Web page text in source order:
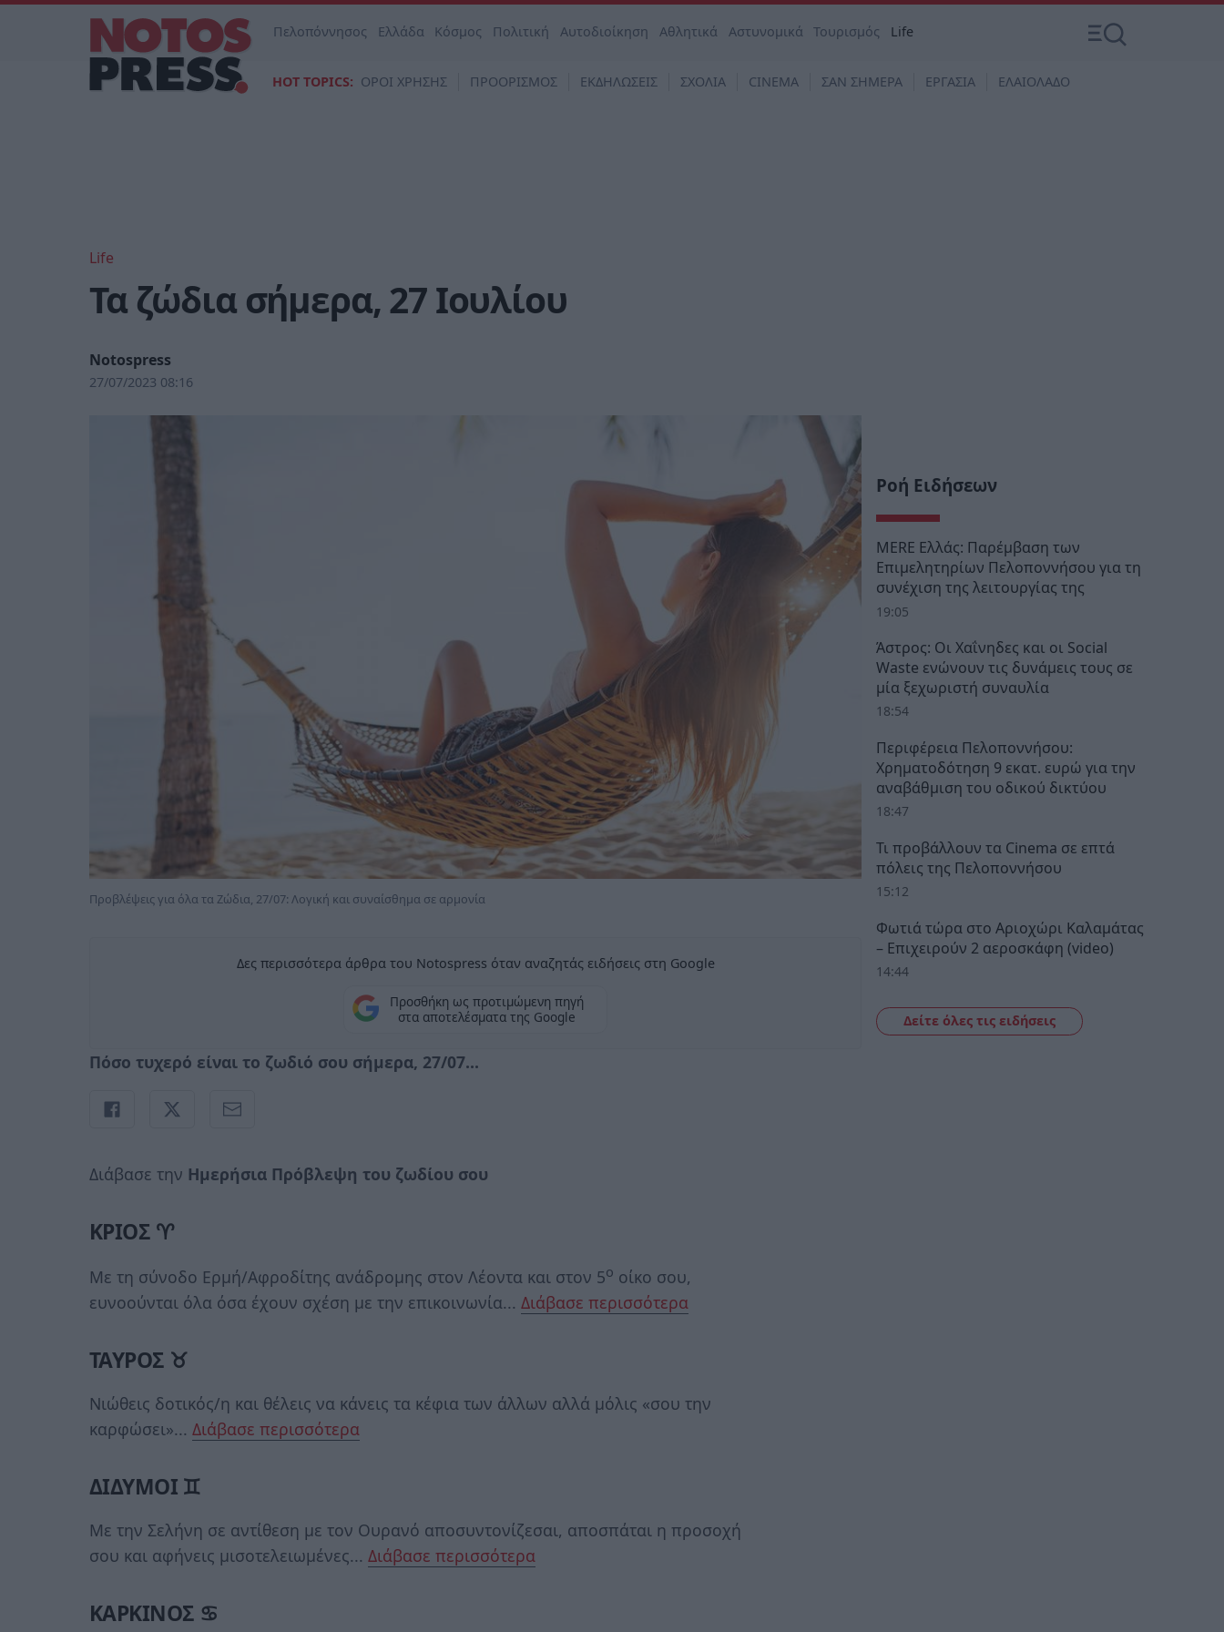
Πελοπόννησος Ελλάδα Κόσμος Πολιτική Αυτοδιοίκηση Αθλητικά Αστυνομικά Τουρισμός Life
HOT TOPICS: ΟΡΟΙ ΧΡΗΣΗΣ ΠΡΟΟΡΙΣΜΟΣ ΕΚΔΗΛΩΣΕΙΣ ΣΧΟΛΙΑ CINEMA ΣΑΝ ΣΗΜΕΡΑ ΕΡΓΑΣΙΑ ΕΛΑΙΟΛΑΔΟ
Life
Τα ζώδια σήμερα, 27 Ιουλίου
Notospress
27/07/2023 08:16
Προβλέψεις για όλα τα Ζώδια, 27/07: Λογική και συναίσθημα σε αρμονία
Δες περισσότερα άρθρα του Notospress όταν αναζητάς ειδήσεις στη Google
Προσθήκη ως προτιμώμενη πηγή
στα αποτελέσματα της Google
Πόσο τυχερό είναι το ζωδιό σου σήμερα, 27/07...
Διάβασε την Ημερήσια Πρόβλεψη του ζωδίου σου
ΚΡΙΟΣ ♈
Με τη σύνοδο Ερμή/Αφροδίτης ανάδρομης στον Λέοντα και στον 5ο οίκο σου,
ευνοούνται όλα όσα έχουν σχέση με την επικοινωνία... Διάβασε περισσότερα
ΤΑΥΡΟΣ ♉
Νιώθεις δοτικός/η και θέλεις να κάνεις τα κέφια των άλλων αλλά μόλις «σου την
καρφώσει»... Διάβασε περισσότερα
ΔΙΔΥΜΟΙ ♊
Με την Σελήνη σε αντίθεση με τον Ουρανό αποσυντονίζεσαι, αποσπάται η προσοχή
σου και αφήνεις μισοτελειωμένες... Διάβασε περισσότερα
ΚΑΡΚΙΝΟΣ ♋
Ροή Ειδήσεων
MERE Ελλάς: Παρέμβαση των
Επιμελητηρίων Πελοποννήσου για τη
συνέχιση της λειτουργίας της
19:05
Άστρος: Οι Χαΐνηδες και οι Social
Waste ενώνουν τις δυνάμεις τους σε
μία ξεχωριστή συναυλία
18:54
Περιφέρεια Πελοποννήσου:
Χρηματοδότηση 9 εκατ. ευρώ για την
αναβάθμιση του οδικού δικτύου
18:47
Τι προβάλλουν τα Cinema σε επτά
πόλεις της Πελοποννήσου
15:12
Φωτιά τώρα στο Αριοχώρι Καλαμάτας
– Επιχειρούν 2 αεροσκάφη (video)
14:44
Δείτε όλες τις ειδήσεις